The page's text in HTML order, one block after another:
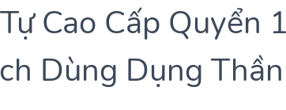
Cao Cấp Quyển
Dùng Dụng